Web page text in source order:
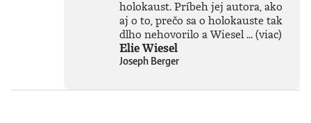
holokaust. Príbeh jej autora, ako
aj o to, prečo sa o holokauste tak
dlho nehovorilo a Wiesel ...(viac)
Elie Wiesel
Joseph Berger